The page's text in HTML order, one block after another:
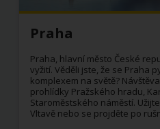
Praha
Praha, hlavní město České
vyžití. Věděli jste, že se Praha
komplexem na světě?
prohlídky Pražského hradu,
Staroměstského náměstí.
Vltavě nebo se projděte po